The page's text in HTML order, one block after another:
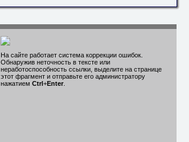
На сайте работает система коррекции ошибок.
Обнаружив неточность в тексте или
неработоспособность ссылки, выделите на странице
этот фрагмент и отправьте его администратору
нажатием Ctrl+Enter